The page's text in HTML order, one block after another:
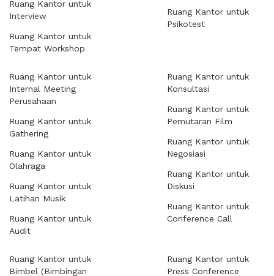
Ruang Kantor untuk
Interview
Ruang Kantor untuk
Tempat Workshop
Ruang Kantor untuk
Psikotest
Ruang Kantor untuk
Internal Meeting
Perusahaan
Ruang Kantor untuk
Gathering
Ruang Kantor untuk
Olahraga
Ruang Kantor untuk
Latihan Musik
Ruang Kantor untuk
Audit
Ruang Kantor untuk
Konsultasi
Ruang Kantor untuk
Pemutaran Film
Ruang Kantor untuk
Negosiasi
Ruang Kantor untuk
Diskusi
Ruang Kantor untuk
Conference Call
Ruang Kantor untuk
Bimbel (Bimbingan
Ruang Kantor untuk
Press Conference